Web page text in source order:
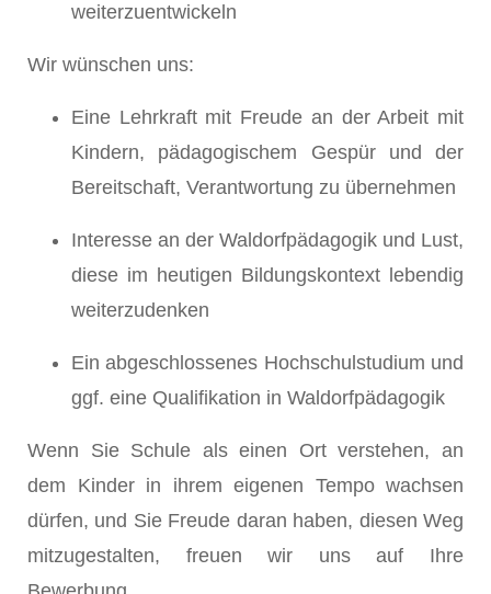
weiterzuentwickeln
Wir wünschen uns:
Eine Lehrkraft mit Freude an der Arbeit mit
Kindern, pädagogischem Gespür und der
Bereitschaft, Verantwortung zu übernehmen
Interesse an der Waldorfpädagogik und Lust,
diese im heutigen Bildungskontext lebendig
weiterzudenken
Ein abgeschlossenes Hochschulstudium und
ggf. eine Qualifikation in Waldorfpädagogik
Wenn Sie Schule als einen Ort verstehen, an
dem Kinder in ihrem eigenen Tempo wachsen
dürfen, und Sie Freude daran haben, diesen Weg
mitzugestalten, freuen wir uns auf Ihre